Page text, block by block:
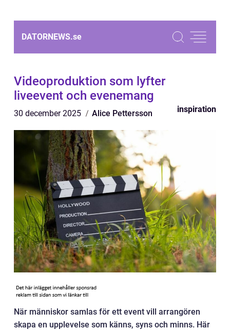
DATORNEWS.se
Videoproduktion som lyfter
liveevent och evenemang
30 december 2025 Alice Pettersson inspiration
När människor samlas för ett event vill arrangören
skapa en upplevelse som känns, syns och minns. Här